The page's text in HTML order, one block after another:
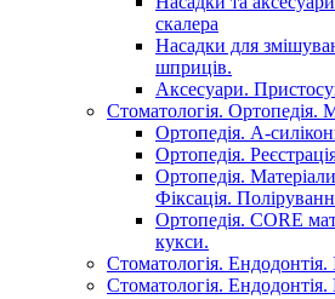
скалера
Насадки для
шприців.
Аксесуари.
Стоматологія. Ортопедія.
Ортопедія. А-
Ортопедія.
Ортопедія.
Фіксація.
Ортопедія. CORE
кукси.
Стоматологія. Ендодонтія.
Стоматологія.